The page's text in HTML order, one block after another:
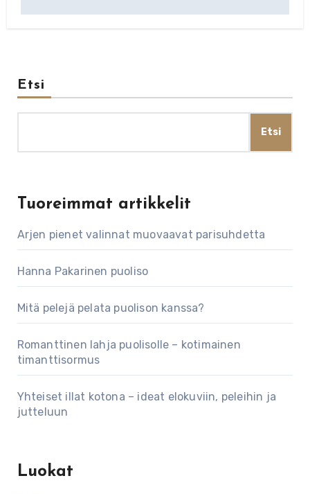
Etsi
Etsi
Tuoreimmat artikkelit
Arjen pienet valinnat muovaavat parisuhdetta
Hanna Pakarinen puoliso
Mitä pelejä pelata puolison kanssa?
Romanttinen lahja puolisolle – kotimainen
timanttisormus
Yhteiset illat kotona – ideat elokuviin, peleihin ja
jutteluun
Luokat